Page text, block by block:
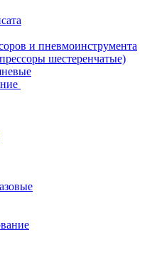
и пневмоинструмента
шестеренчатые)